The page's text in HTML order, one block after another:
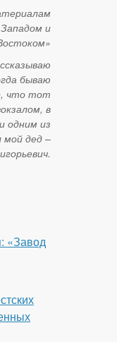
и
бываю
что тот
в
одним из
мой дед –
«Завод